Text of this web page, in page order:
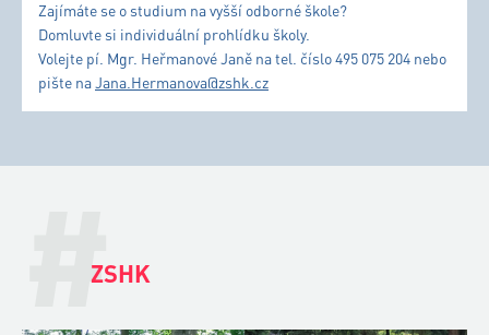
Zajímáte se o studium na vyšší odborné škole?
Domluvte si individuální prohlídku školy.
Volejte pí. Mgr. Heřmanové Janě na tel. číslo 495 075 204 nebo
pište naJana.Hermanova@zshk.cz
#
ZSHK